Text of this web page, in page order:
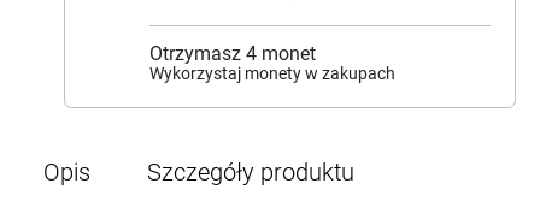
Otrzymasz 4 monet
Wykorzystaj monety w zakupach
Opis
Szczegóły produktu